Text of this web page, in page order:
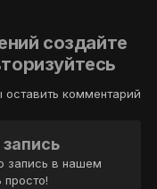
создайте
комментарий
запись в нашем
просто!